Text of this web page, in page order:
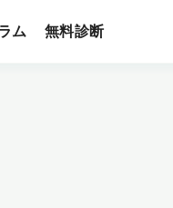
ム 無料診断